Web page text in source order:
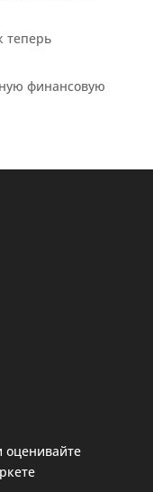
теперь
финансовую